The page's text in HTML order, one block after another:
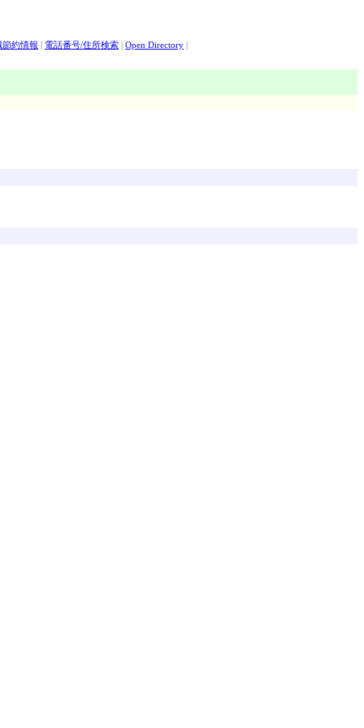
節約情報 | 電話番号/住所検索 | Open Directory |